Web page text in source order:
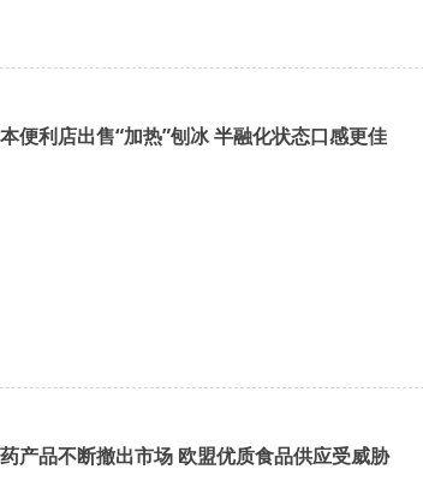
便利店出售“加热”刨冰 半融化状态口感更佳
产品不断撤出市场 欧盟优质食品供应受威胁